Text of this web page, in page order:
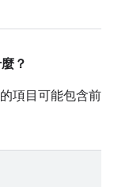
？
項目可能包含前